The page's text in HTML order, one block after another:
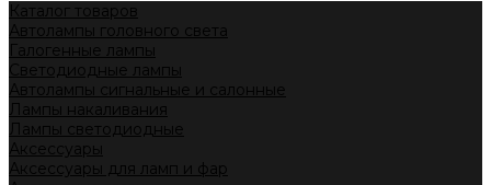
Каталог товаров
Автолампы головного света
Галогенные лампы
Светодиодные лампы
Автолампы сигнальные и салонные
Лампы накаливания
Лампы светодиодные
Аксессуары
Аксессуары для ламп и фар